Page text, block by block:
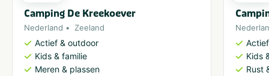
Camping De Kreekoever
Nederland Zeeland
Actief & outdoor
Kids & familie
Meren & plassen
Kids
Rust